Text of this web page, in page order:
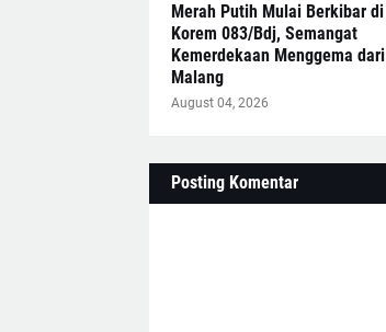
Merah Putih Mulai Berkibar di
Korem 083/Bdj, Semangat
Kemerdekaan Menggema dari
Malang
August 04, 2026
Posting Komentar